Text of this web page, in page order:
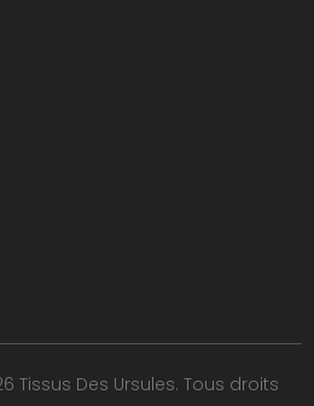
Tissus Des Ursules. Tous droits